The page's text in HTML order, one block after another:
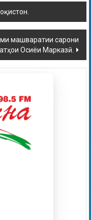
машваратии сарони
Осиёи Марказӣ.